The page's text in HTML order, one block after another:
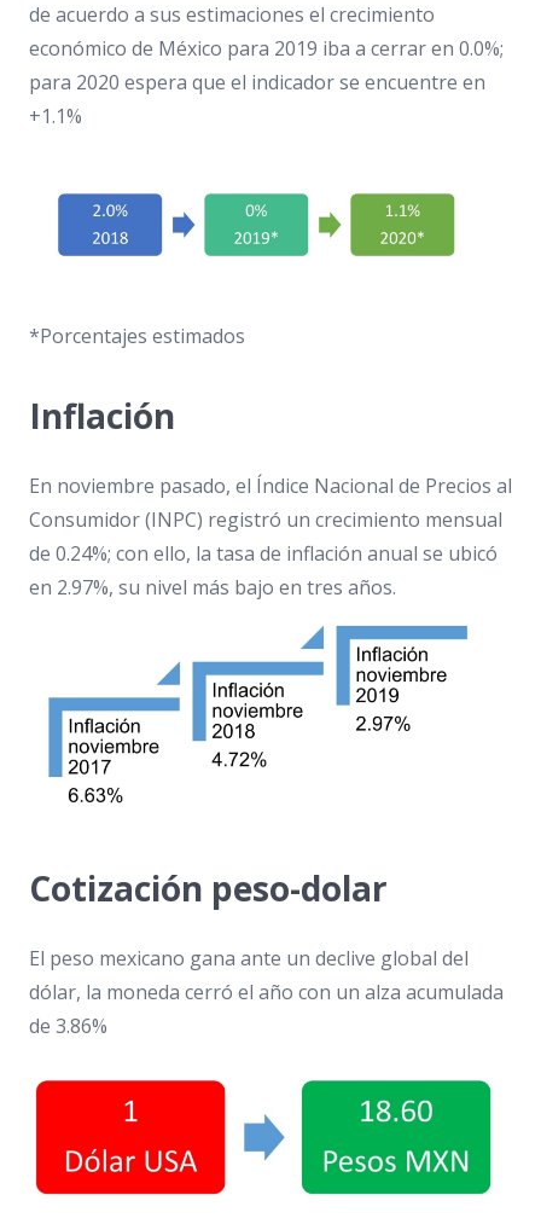
de acuerdo a sus estimaciones el crecimiento
económico de México para 2019 iba a cerrar en 0.0%;
para 2020 espera que el indicador se encuentre en
+1.1%
*Porcentajes estimados
Inflación
En noviembre pasado, el Índice Nacional de Precios al
Consumidor (INPC) registró un crecimiento mensual
de 0.24%; con ello, la tasa de inflación anual se ubicó
en 2.97%, su nivel más bajo en tres años.
Cotización peso-dolar
El peso mexicano gana ante un declive global del
dólar, la moneda cerró el año con un alza acumulada
de 3.86%